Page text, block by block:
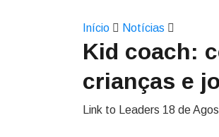
Início Notícias
Kid coach:
crianças e
Link to Leaders 18 de